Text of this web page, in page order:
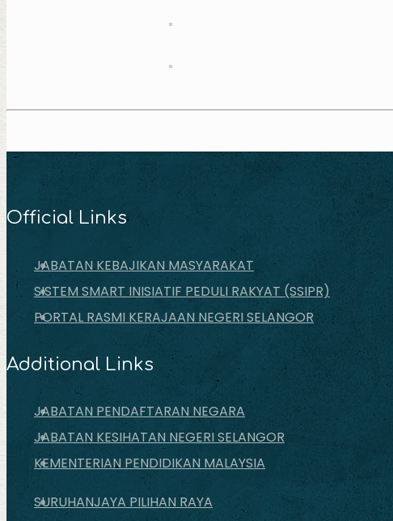
Official Links
JABATAN KEBAJIKAN MASYARAKAT
SISTEM SMART INISIATIF PEDULI RAKYAT (SSIPR)
PORTAL RASMI KERAJAAN NEGERI SELANGOR
Additional Links
JABATAN PENDAFTARAN NEGARA
JABATAN KESIHATAN NEGERI SELANGOR
KEMENTERIAN PENDIDIKAN MALAYSIA
SURUHANJAYA PILIHAN RAYA